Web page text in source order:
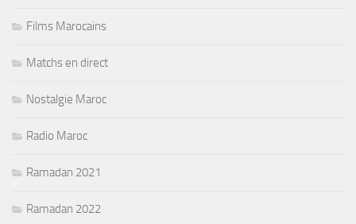
Films Marocains
Matchs en direct
Nostalgie Maroc
Radio Maroc
Ramadan 2021
Ramadan 2022